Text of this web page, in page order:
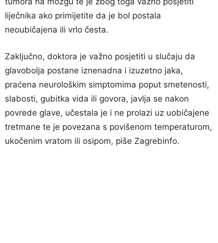
liječnika ako primijetite da je bol postala
neoubičajena ili vrlo česta.
Zaključno, doktora je važno posjetiti u slučaju da
glavobolja postane iznenadna i izuzetno jaka,
praćena neurološkim simptomima poput smetenosti,
slabosti, gubitka vida ili govora, javlja se nakon
povrede glave, učestala je i ne prolazi uz uobičajene
tretmane te je povezana s povišenom temperaturom,
ukočenim vratom ili osipom, piše Zagrebinfo.